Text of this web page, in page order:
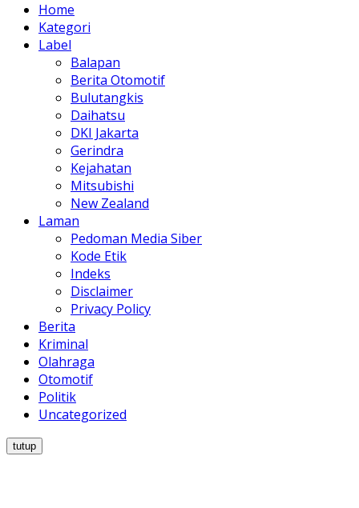
Home
Kategori
Label
Balapan
Berita Otomotif
Bulutangkis
Daihatsu
DKI Jakarta
Gerindra
Kejahatan
Mitsubishi
New Zealand
Laman
Pedoman Media Siber
Kode Etik
Indeks
Disclaimer
Privacy Policy
Berita
Kriminal
Olahraga
Otomotif
Politik
Uncategorized
tutup